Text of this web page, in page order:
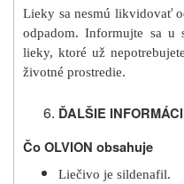
Lieky sa nesmú likvidovať
odpadom. Informujte sa
lieky, ktoré už
životné prostredie.
ĎALŠIE
Čo OLVION obsahuje
Liečivo je sildenafil.